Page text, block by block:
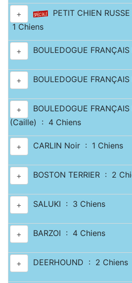
+
PETIT CHIEN
1 Chiens
+ BOULEDOGUE
+ BOULEDOGUE
+
BOULEDOGUE
(Caille) : 4 Chiens
+ CARLIN Noir : 1 Chiens
+ BOSTON TERRIER : 2
+ SALUKI : 3 Chiens
+ BARZOI : 4 Chiens
+ DEERHOUND : 2 Chiens